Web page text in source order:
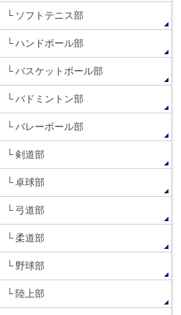
ソフトテニス部
ハンドボール部
バスケットボール部
バドミントン部
バレーボール部
剣道部
卓球部
弓道部
柔道部
野球部
陸上部